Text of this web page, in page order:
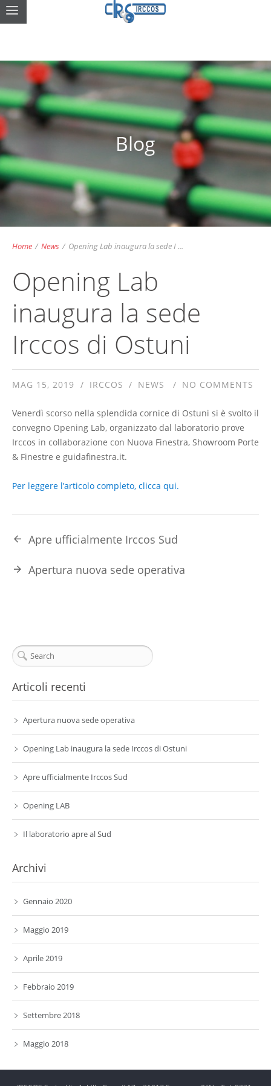
Blog
Home / News / Opening Lab inaugura la sede I ...
Opening Lab
inaugura la sede
Irccos di Ostuni
MAG 15, 2019 IRCCOS NEWS NO COMMENTS
Venerdì scorso nella splendida cornice di Ostuni si è svolto il
convegno Opening Lab, organizzato dal laboratorio prove
Irccos in collaborazione con Nuova Finestra, Showroom Porte
& Finestre e guidafinestra.it.
Per leggere l’articolo completo, clicca qui.
Apre ufficialmente Irccos Sud
Apertura nuova sede operativa
Articoli recenti
Apertura nuova sede operativa
Opening Lab inaugura la sede Irccos di Ostuni
Apre ufficialmente Irccos Sud
Opening LAB
Il laboratorio apre al Sud
Archivi
Gennaio 2020
Maggio 2019
Aprile 2019
Febbraio 2019
Settembre 2018
Maggio 2018